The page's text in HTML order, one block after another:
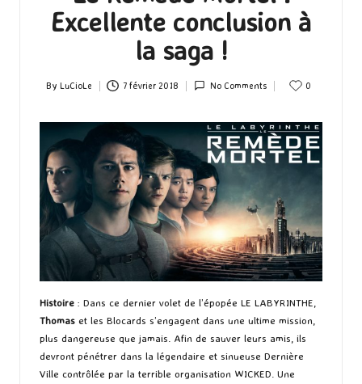
Excellente conclusion à
la saga !
Posted
By LuCioLe 7 février 2018 No Comments 0
Histoire : Dans ce dernier volet de l’épopée LE LABYRINTHE,
Thomas et les Blocards s’engagent dans une ultime mission,
plus dangereuse que jamais. Afin de sauver leurs amis, ils
devront pénétrer dans la légendaire et sinueuse Dernière
Ville contrôlée par la terrible organisation WICKED. Une